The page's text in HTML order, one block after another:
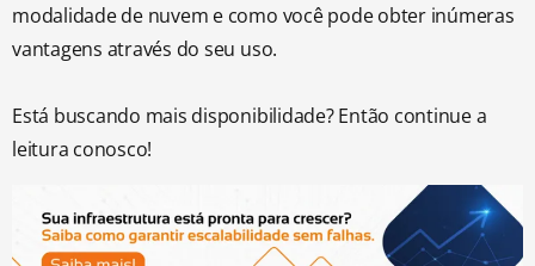
modalidade de nuvem e como você pode obter inúmeras
vantagens através do seu uso.
Está buscando mais disponibilidade? Então continue a
leitura conosco!